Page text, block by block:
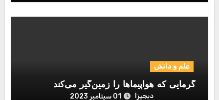
علم و دانش
گرمایی که هواپیماها را زمین‌گیر می‌کند
دیجیزا 01 سپتامبر 2023